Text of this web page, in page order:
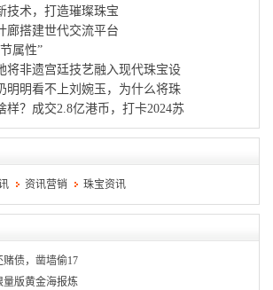
技术，打造璀璨珠宝
廊搭建世代交流平台
属性”
将非遗宫廷技艺融入现代珠宝设
明明看不上刘婉玉，为什么将珠
样？成交2.8亿港币，打卡2024苏
资讯营销 珠宝资讯
债，凿墙偷17
量版黄金海报炼